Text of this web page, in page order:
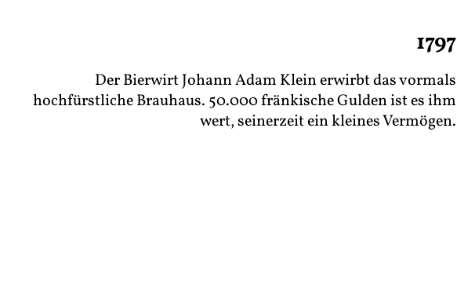
1797
Der Bierwirt Johann Adam Klein erwirbt das vormals
hochfürstliche Brauhaus. 50.000 fränkische Gulden ist es ihm
wert, seinerzeit ein kleines Vermögen.